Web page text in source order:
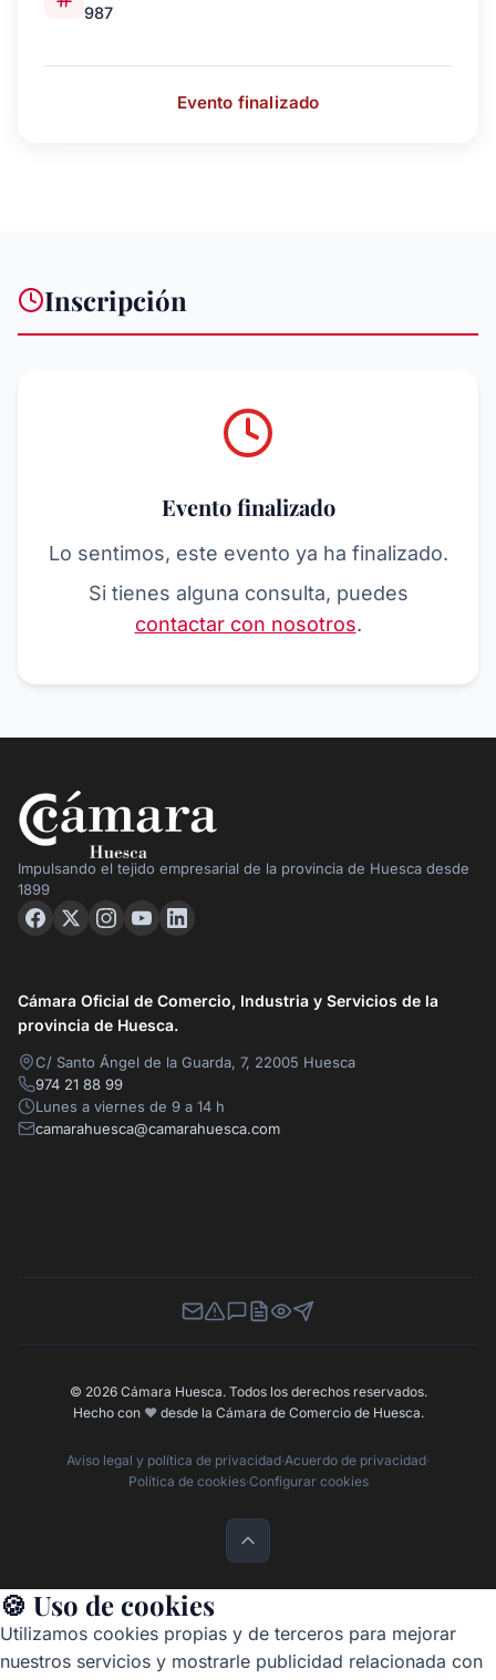
987
Evento finalizado
Inscripción
Evento finalizado
Lo sentimos, este evento ya ha finalizado.
Si tienes alguna consulta, puedes
contactar con nosotros.
Impulsando el tejido empresarial de la provincia de Huesca desde
1899
Cámara Oficial de Comercio, Industria y Servicios de la
provincia de Huesca.
C/ Santo Ángel de la Guarda, 7, 22005 Huesca
974 21 88 99
Lunes a viernes de 9 a 14 h
camarahuesca@camarahuesca.com
Newsletter
Canal de Denuncias
Buzón de Sugerencias
Perfil Contratante
Ley de Transparencia
Contacta con nosotros
© 2026 Cámara Huesca. Todos los derechos reservados.
Hecho con ❤️desde la Cámara de Comercio de Huesca.
Aviso legal y política de privacidad·Acuerdo de privacidad·
Política de cookies·Configurar cookies
🍪 Uso de cookies
Utilizamos cookies propias y de terceros para mejorar
nuestros servicios y mostrarle publicidad relacionada con